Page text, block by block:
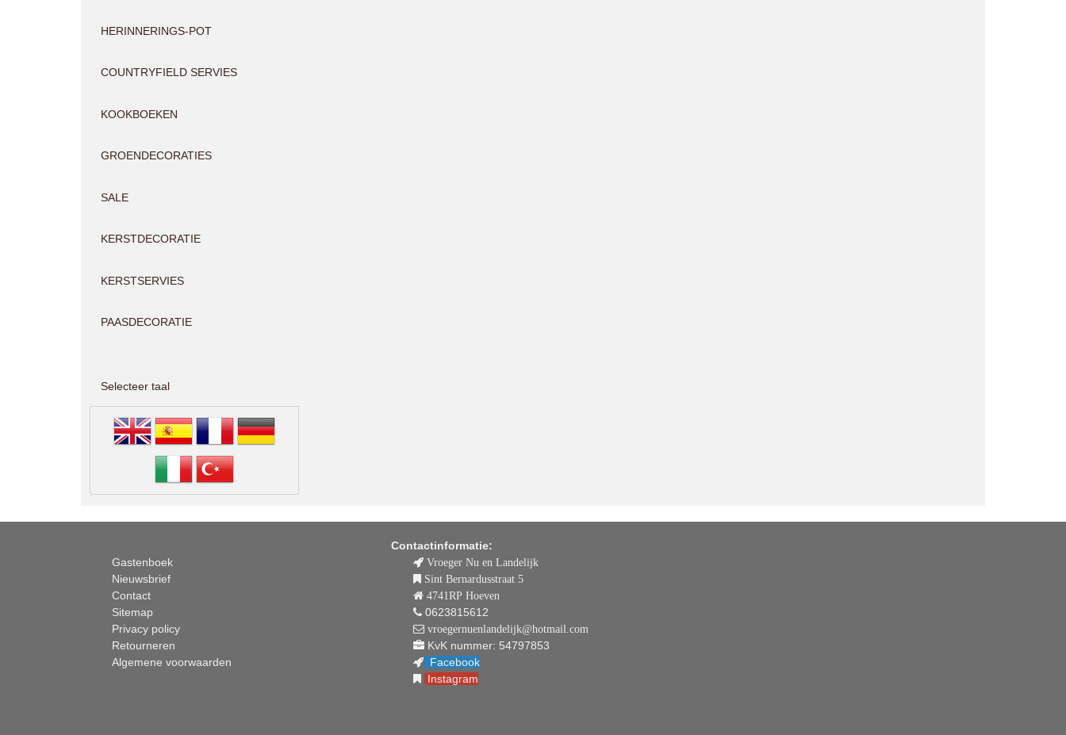
HERINNERINGS-POT
COUNTRYFIELD SERVIES
KOOKBOEKEN
GROENDECORATIES
SALE
KERSTDECORATIE
KERSTSERVIES
PAASDECORATIE
Selecteer taal
Gastenboek
Nieuwsbrief
Contact
Sitemap
Privacy policy
Retourneren
Algemene voorwaarden
Contactinformatie:
Vroeger Nu en Landelijk
Sint Bernardusstraat 5
4741RP Hoeven
0623815612
vroegernuenlandelijk@hotmail.com
KvK nummer: 54797853
Facebook
Instagram